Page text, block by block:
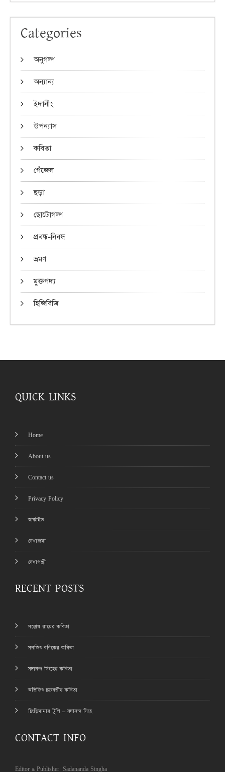
Categories
অনুগল্প
অন্যান্য
ইদানীং
উপন্যাস
কবিতা
গেঁজেল
ছড়া
ছোটোগল্প
প্রবন্ধ-নিবন্ধ
ভ্রমণ
মুক্তগদ্য
হিজিবিজি
QUICK LINKS
Home
About us
Contact us
Privacy Policy
আর্কাইভ
লেখাজমা
লেখাপঞ্জী
RECENT POSTS
সন্তোষ রায়ের কবিতা
সনজিৎ বণিকের কবিতা
সদানন্দ সিংহের কবিতা
অভিজিৎ চক্রবর্তীর কবিতা
চিংড়িমামার টুপি – সদানন্দ সিংহ
CONTACT INFO
Editor & Publisher: Sadananda Singha